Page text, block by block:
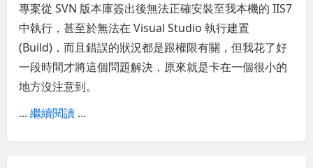
專案從 SVN 版本庫簽出後無法正確安裝至我本機的 IIS7
中執行，甚至於無法在 Visual Studio 執行建置
(Build)，而且錯誤的狀況都是跟權限有關，但我花了好
一段時間才將這個問題解決，原來就是卡在一個很小的
地方沒注意到。
...繼續閱讀 ...